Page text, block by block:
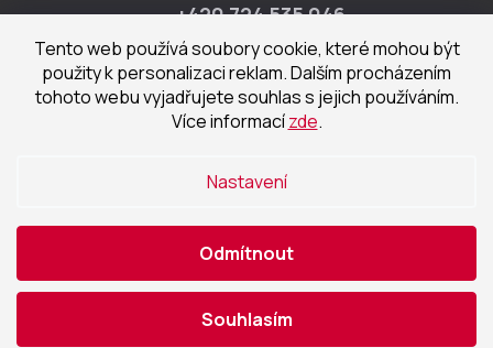
Tento web používá soubory cookie, které mohou být
použity k personalizaci reklam. Dalším procházením
tohoto webu vyjadřujete souhlas s jejich používáním.
Více informacízde.
Nastavení
Odmítnout
Souhlasím
+420 724 535 046
Po-Pá 9:00 - 18:00 hod
obchod@cecetka.cz
370 01 České Budějovice
Vytvořil Shoptet |Nakódoval eshopGuru
ČEČETKA s.r.o.. Všechna práva vyhrazena.